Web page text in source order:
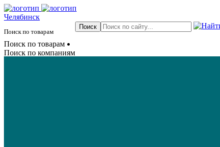
Челябинск
Поиск по товарам
Поиск по товарам
Поиск по компаниям